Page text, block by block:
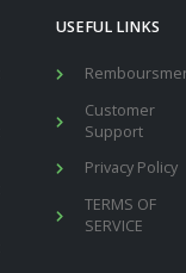
USEFUL LINKS
Customer
Support
Privacy Policy
TERMS OF
SERVICE